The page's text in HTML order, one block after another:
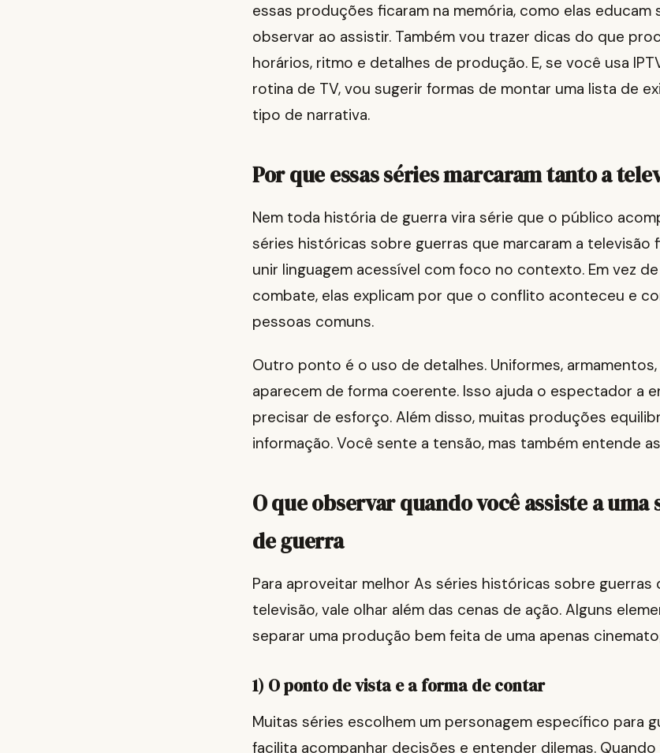
essas produções ficaram na memória, como elas educam
observar ao assistir. Também vou trazer dicas do que
horários, ritmo e detalhes de produção. E, se você usa
rotina de TV, vou sugerir formas de montar uma lista de
tipo de narrativa.
Por que essas séries marcaram tanto a
Nem toda história de guerra vira série que o público
séries históricas sobre guerras que marcaram a televisão
unir linguagem acessível com foco no contexto. Em vez
combate, elas explicam por que o conflito aconteceu e
pessoas comuns.
Outro ponto é o uso de detalhes. Uniformes,
aparecem de forma coerente. Isso ajuda o espectador a
precisar de esforço. Além disso, muitas produções
informação. Você sente a tensão, mas também entende
O que observar quando você assiste a
de guerra
Para aproveitar melhor As séries históricas sobre guerras
televisão, vale olhar além das cenas de ação. Alguns
separar uma produção bem feita de uma apenas
1) O ponto de vista e a forma de contar
Muitas séries escolhem um personagem específico para
facilita acompanhar decisões e entender dilemas.